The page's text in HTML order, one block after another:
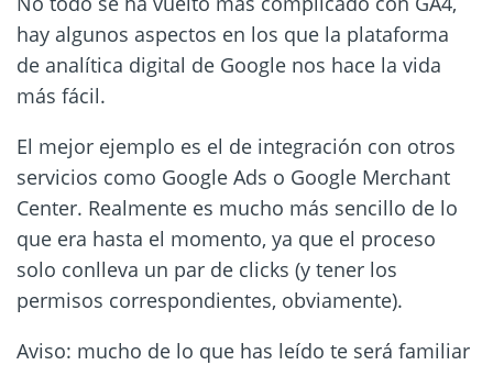
hay algunos aspectos en los que la plataforma
de analítica digital de Google nos hace la vida
más fácil.
El mejor ejemplo es el de integración con otros
servicios como Google Ads o Google Merchant
Center. Realmente es mucho más sencillo de lo
que era hasta el momento, ya que el proceso
solo conlleva un par de clicks (y tener los
permisos correspondientes, obviamente).
Aviso: mucho de lo que has leído te será familiar